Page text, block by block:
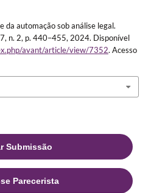
da automação sob análise legal.
n. 2, p. 440–455, 2024. Disponível
avant/article/view/7352. Acesso
Submissão
Parecerista